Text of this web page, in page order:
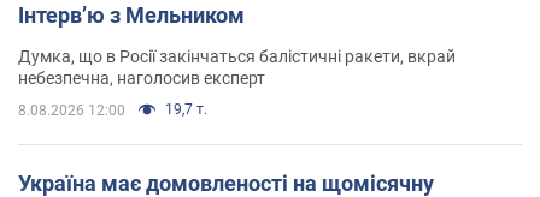
Інтерв’ю з Мельником
Думка, що в Росії закінчаться балістичні ракети, вкрай
небезпечна, наголосив експерт
8.08.2026 12:00 19,7 т.
Україна має домовленості на щомісячну